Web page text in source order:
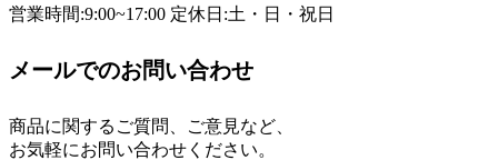
営業時間:9:00~17:00 定休日:土・日・祝日
メールでのお問い合わせ
商品に関するご質問、ご意見など、
お気軽にお問い合わせください。